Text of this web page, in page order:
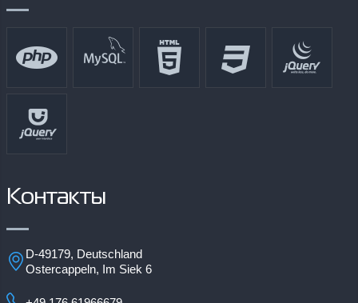
Контакты
D-49179, Deutschland
Ostercappeln, Im Siek 6